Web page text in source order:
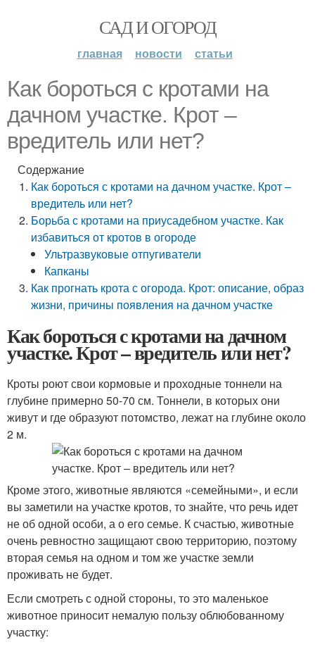
САД И ОГОРОД
главная новости статьи
Как бороться с кротами на
дачном участке. Крот –
вредитель или нет?
Содержание
Как бороться с кротами на дачном участке. Крот –
вредитель или нет?
Борьба с кротами на приусадебном участке. Как
избавиться от кротов в огороде
Ультразвуковые отпугиватели
Капканы
Как прогнать крота с огорода. Крот: описание, образ
жизни, причины появления на дачном участке
Как бороться с кротами на дачном
участке. Крот – вредитель или нет?
Кроты роют свои кормовые и проходные тоннели на
глубине примерно 50-70 см. Тоннели, в которых они
живут и где образуют потомство, лежат на глубине около
2 м.
Кроме этого, животные являются «семейными», и если
вы заметили на участке кротов, то знайте, что речь идет
не об одной особи, а о его семье. К счастью, животные
очень ревностно защищают свою территорию, поэтому
вторая семья на одном и том же участке земли
проживать не будет.
Если смотреть с одной стороны, то это маленькое
животное приносит немалую пользу облюбованному
участку: